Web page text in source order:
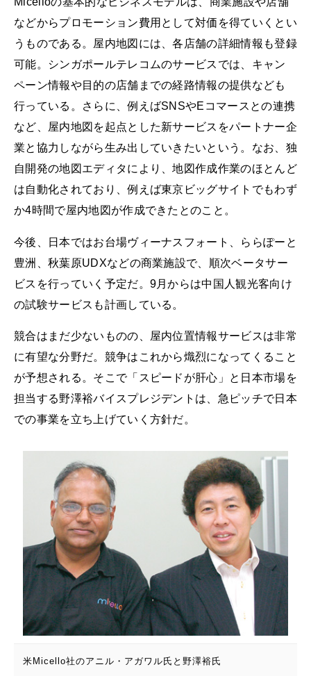
などからプロモーション費用として対価を得ていくとい
うものである。屋内地図には、各店舗の詳細情報も登録
可能。シンガポールテレコムのサービスでは、キャン
ペーン情報や目的の店舗までの経路情報の提供なども
行っている。さらに、例えばSNSやEコマースとの連携
など、屋内地図を起点とした新サービスをパートナー企
業と協力しながら生み出していきたいという。なお、独
自開発の地図エディタにより、地図作成作業のほとんど
は自動化されており、例えば東京ビッグサイトでもわず
か4時間で屋内地図が作成できたとのこと。
今後、日本ではお台場ヴィーナスフォート、ららぽーと
豊洲、秋葉原UDXなどの商業施設で、順次ベータサー
ビスを行っていく予定だ。9月からは中国人観光客向け
の試験サービスも計画している。
競合はまだ少ないものの、屋内位置情報サービスは非常
に有望な分野だ。競争はこれから熾烈になってくること
が予想される。そこで「スピードが肝心」と日本市場を
担当する野澤裕バイスプレジデントは、急ピッチで日本
での事業を立ち上げていく方針だ。
米Micello社のアニル・アガワル氏と野澤裕氏